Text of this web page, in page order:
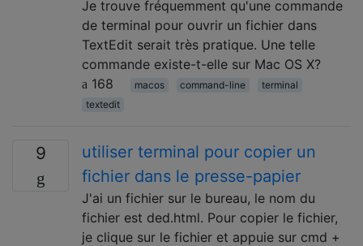
Je trouve fréquemment qu'une commande
de terminal pour ouvrir un fichier dans
TextEdit serait très pratique. Une telle
commande existe-t-elle sur Mac OS X?
168
macos command-line
terminal
textedit
9
utiliser terminal pour copier un
fichier dans le presse-papier
J'ai un fichier sur le bureau, le nom du
fichier est ded.html. Pour copier le fichier,
je clique sur le fichier et appuie sur cmd +